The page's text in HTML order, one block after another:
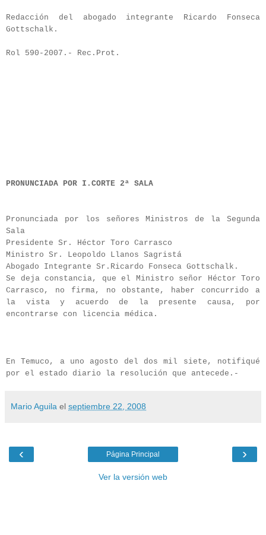
Redacción del abogado integrante Ricardo Fonseca
Gottschalk.
Rol 590-2007.- Rec.Prot.
PRONUNCIADA POR I.CORTE 2ª SALA
Pronunciada por los señores Ministros de la Segunda
Sala
Presidente Sr. Héctor Toro Carrasco
Ministro Sr. Leopoldo Llanos Sagristá
Abogado Integrante Sr.Ricardo Fonseca Gottschalk.
Se deja constancia, que el Ministro señor Héctor Toro
Carrasco, no firma, no obstante, haber concurrido a
la vista y acuerdo de la presente causa, por
encontrarse con licencia médica.
En Temuco, a uno agosto del dos mil siete, notifiqué
por el estado diario la resolución que antecede.-
Mario Aguila el septiembre 22, 2008
‹ ›
Página Principal
Ver la versión web